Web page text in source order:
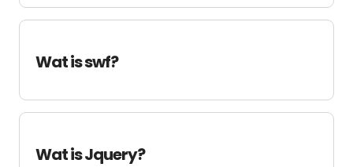
Wat is swf?
Wat is Jquery?